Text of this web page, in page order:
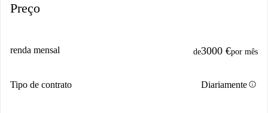
Preço
renda mensal de3000 €por mês
Tipo de contrato Diariamenteinfo